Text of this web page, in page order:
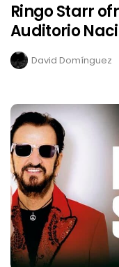
Ringo Starr
Auditorio
David Domínguez